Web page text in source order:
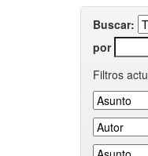
Buscar:
por
Filtros